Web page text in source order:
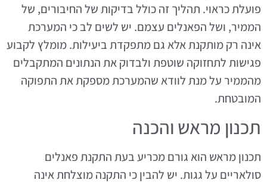
פועלת כראוי. תהליך זה כולל בדיקות של החיבורים, של
הממיר, ושל הפאנלים עצמם. יש לשים לב כי המערכת
אינה רק מותקנת אלא גם מתפקדת ביעילות. מומלץ לקבוע
פגישות לתחזוקה שוטפת ולבדוק את הנתונים המתקבלים
מהממיר על מנת לוודא שהמערכת מספקת את התפוקה
המובטחת.
תכנון מראש והכנה
תכנון מראש הוא גורם מכריע בעת התקנת פאנלים
סולאריים על גגות. יש להבין כי התקנה מוצלחת אינה